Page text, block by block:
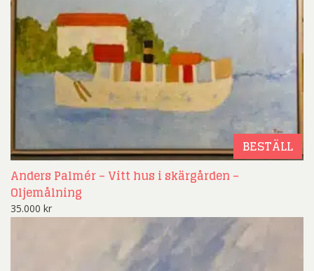
BESTÄLL
Anders Palmér – Vitt hus i skärgården –
Oljemålning
35.000 kr